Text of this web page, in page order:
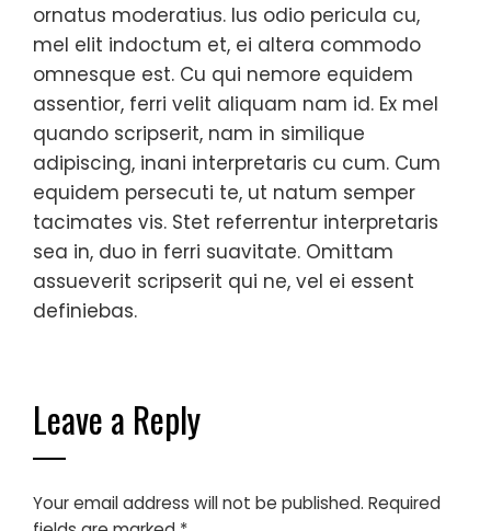
ornatus moderatius. Ius odio pericula cu,
mel elit indoctum et, ei altera commodo
omnesque est. Cu qui nemore equidem
assentior, ferri velit aliquam nam id. Ex mel
quando scripserit, nam in similique
adipiscing, inani interpretaris cu cum. Cum
equidem persecuti te, ut natum semper
tacimates vis. Stet referrentur interpretaris
sea in, duo in ferri suavitate. Omittam
assueverit scripserit qui ne, vel ei essent
definiebas.
Leave a Reply
Your email address will not be published. Required